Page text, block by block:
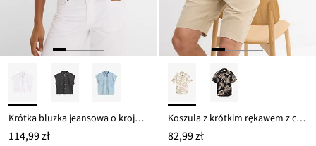
Krótka bluzka jeansowa o kroju pudełkowym
114,99 zł
Koszula z krótkim rękawem z czystej bawełny organicznej
82,99 zł